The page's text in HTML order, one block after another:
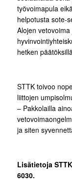
työvoimapula
helpotusta sote-
Alojen
hetken
STTK toivoo
liittojen
– Pakkolailla
ja siten
Lisätietoja
6030.